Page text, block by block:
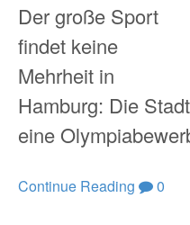
Der große Sport
findet keine
Mehrheit in
Hamburg: Die
eine
Continue Reading 0